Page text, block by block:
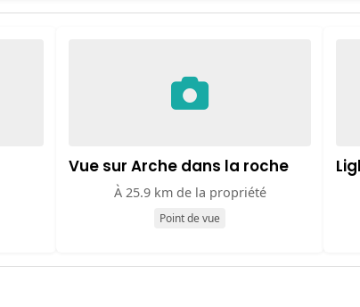
Vue sur Arche dans la roche
À 25.9 km de la propriété
Point de vue